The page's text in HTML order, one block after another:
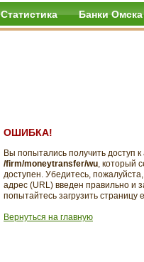
Статистика Банки Омска
ОШИБКА!
Вы попытались получить доступ к
/firm/moneytransfer/wu, который
доступен. Убедитесь,
адрес (URL) введен правильно и
попытайтесь загрузить страницу
Вернуться на главную